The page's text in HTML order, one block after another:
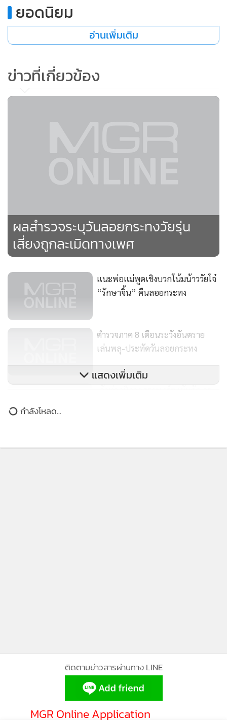
ยอดนิยม
อ่านเพิ่มเติม
ข่าวที่เกี่ยวข้อง
ผลสำรวจระบุวันลอยกระทงวัยรุ่น
เสี่ยงถูกละเมิดทางเพศ
แนะพ่อแม่พูดเชิงบวกโน้มน้าววัยโจ๋
“รักษาจิ้น” คืนลอยกระทง
109
ตำรวจภาค 8 เตือนระวังอันตราย
เล่นพลุ-ประทัดวันลอยกระทง
เจ้าท่าภูมิภาคสุราษฏร์ฯ เข้มสัญจร
แสดงเพิ่มเติม
กำลังโหลด...
ติดตามข่าวสารผ่านทาง LINE
MGR Online Application